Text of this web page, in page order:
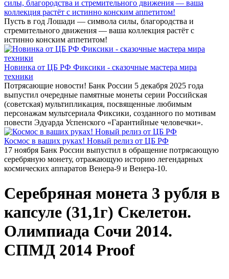
силы, благородства и стремительного движения — ваша
коллекция растёт с истинно конским аппетитом!
Пусть в год Лошади — символа силы, благородства и
стремительного движения — ваша коллекция растёт с
истинно конским аппетитом!
Новинка от ЦБ РФ Фиксики - сказочные мастера мира
техники
Потрясающие новости! Банк России 5 декабря 2025 года
выпустил очередные памятные монеты серии Российская
(советская) мультипликация, посвященные любимым
персонажам мультсериала Фиксики, созданного по мотивам
повести Эдуарда Успенского «Гарантийные человечки».
Космос в ваших руках! Новый релиз от ЦБ РФ
17 ноября Банк России выпустил в обращение потрясающую
серебряную монету, отражающую историю легендарных
космических аппаратов Венера-9 и Венера-10.
Серебряная монета 3 рубля в
капсуле (31,1г) Скелетон.
Олимпиада Сочи 2014.
СПМД 2014 Proof